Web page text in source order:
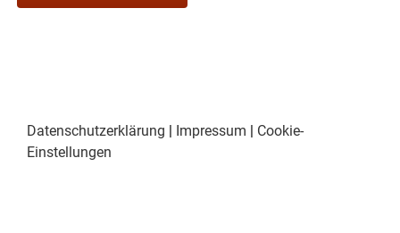
Datenschutzerklärung | Impressum | Cookie-
Einstellungen